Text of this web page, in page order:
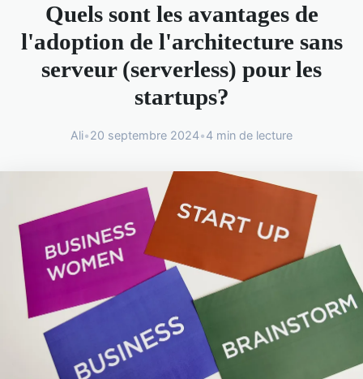
Quels sont les avantages de
l'adoption de l'architecture sans
serveur (serverless) pour les
startups?
Ali•20 septembre 2024•4 min de lecture